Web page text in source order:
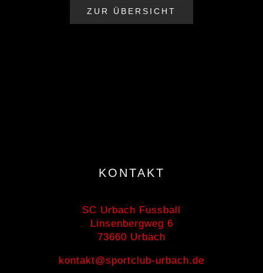
ZUR ÜBERSICHT
KONTAKT
SC Urbach Fussball
Linsenbergweg 6
73660 Urbach
kontakt@sportclub-urbach.de